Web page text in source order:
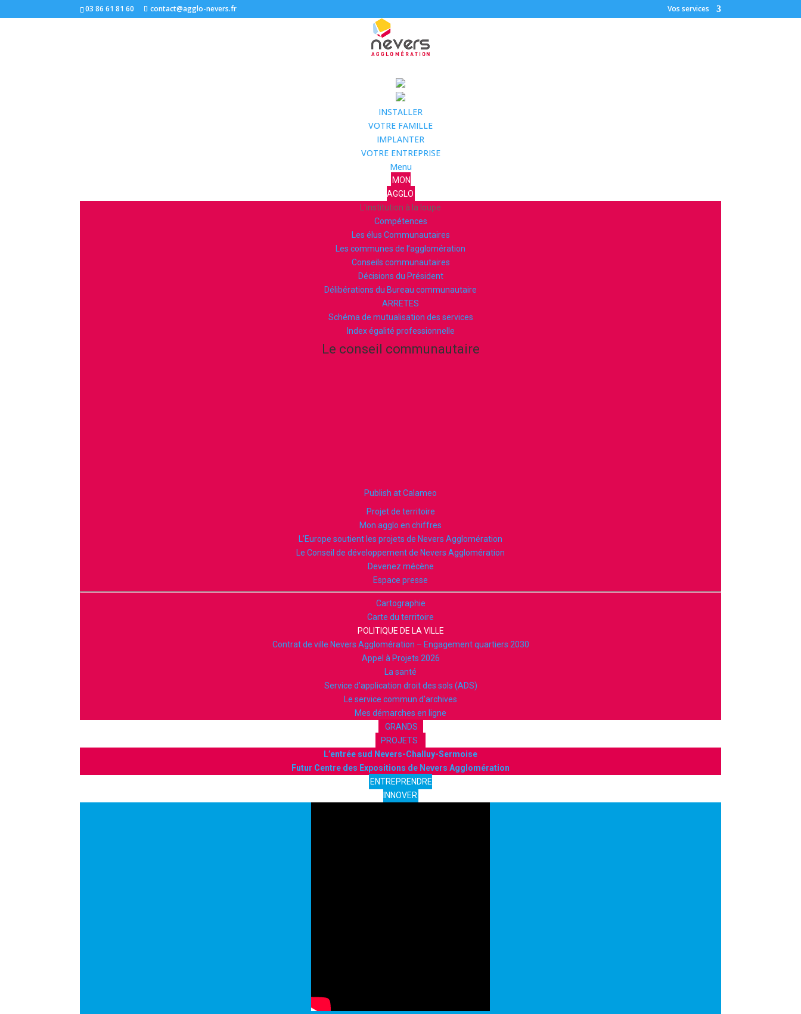
03 86 61 81 60 contact@agglo-nevers.fr Vos services
INSTALLER
VOTRE FAMILLE
IMPLANTER
VOTRE ENTREPRISE
Menu
MON
AGGLO
L’institution à la loupe
Compétences
Les élus Communautaires
Les communes de l’agglomération
Conseils communautaires
Décisions du Président
Délibérations du Bureau communautaire
ARRETES
Schéma de mutualisation des services
Index égalité professionnelle
Le conseil communautaire
Publish at Calameo
Projet de territoire
Mon agglo en chiffres
L’Europe soutient les projets de Nevers Agglomération
Le Conseil de développement de Nevers Agglomération
Devenez mécène
Espace presse
Cartographie
Carte du territoire
POLITIQUE DE LA VILLE
Contrat de ville Nevers Agglomération – Engagement quartiers 2030
Appel à Projets 2026
La santé
Service d’application droit des sols (ADS)
Le service commun d’archives
Mes démarches en ligne
GRANDS
PROJETS
L’entrée sud Nevers-Challuy-Sermoise
Futur Centre des Expositions de Nevers Agglomération
ENTREPRENDRE
INNOVER